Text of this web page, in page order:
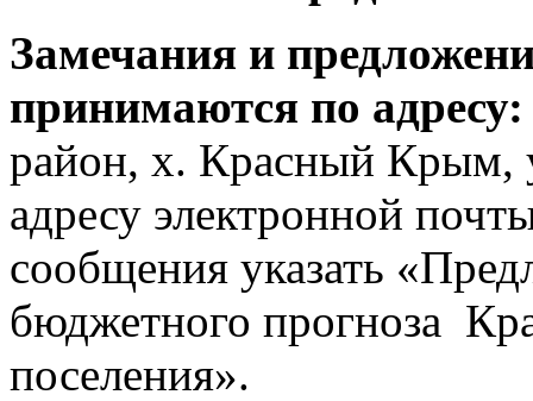
Замечания и
принимаются по адресу:
район, х. Красный Крым,
адресу электронной
сообщения указать
бюджетного прогноза
поселения».